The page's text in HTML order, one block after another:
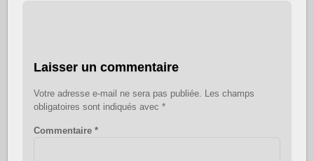
Laisser un commentaire
Votre adresse e-mail ne sera pas publiée. Les champs
obligatoires sont indiqués avec *
Commentaire *